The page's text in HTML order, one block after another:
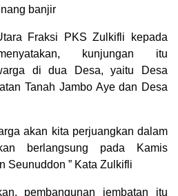
banjir
Fraksi PKS Zulkifli kepada
kunjungan itu
di dua Desa, yaitu Desa
Tanah Jambo Aye dan Desa
akan kita perjuangkan dalam
berlangsung pada Kamis
Seunuddon ” Kata Zulkifli
pembangunan jembatan itu